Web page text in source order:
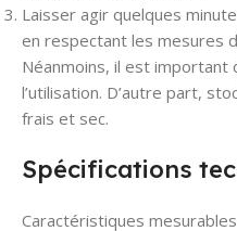
Laisser agir quelques
en respectant les mesures
Néanmoins, il est
l’utilisation. D’autre part,
frais et sec.
Spécifications
Caractéristiques